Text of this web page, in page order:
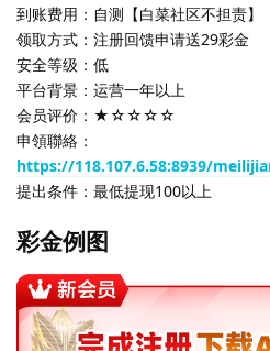
到账费用：自测【白菜社区不担责】
领取方式：注册回馈申请送29彩金
安全等级：低
平台背景：运营一年以上
会员评价：★☆☆☆☆
申領聯絡：
https://118.107.6.58:8939/
提出条件：最低提现100以上
彩金例图